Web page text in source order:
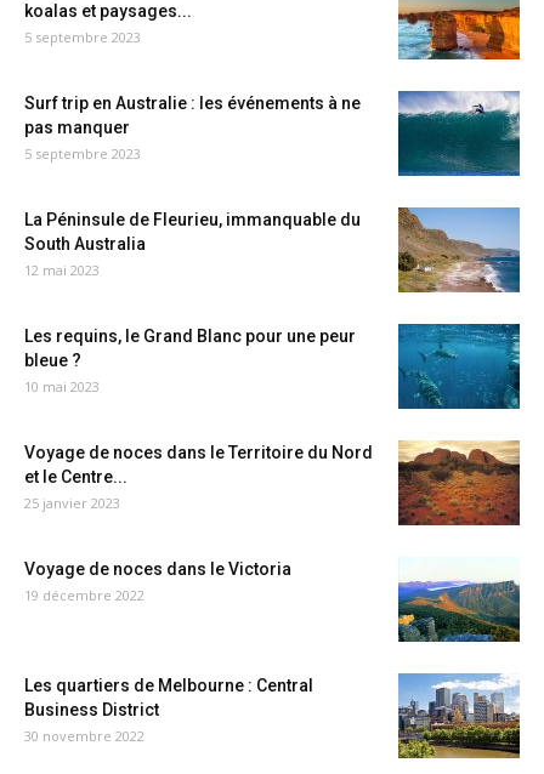
koalas et paysages...
5 septembre 2023
Surf trip en Australie : les événements à ne
pas manquer
5 septembre 2023
La Péninsule de Fleurieu, immanquable du
South Australia
12 mai 2023
Les requins, le Grand Blanc pour une peur
bleue ?
10 mai 2023
Voyage de noces dans le Territoire du Nord
et le Centre...
25 janvier 2023
Voyage de noces dans le Victoria
19 décembre 2022
Les quartiers de Melbourne : Central
Business District
30 novembre 2022